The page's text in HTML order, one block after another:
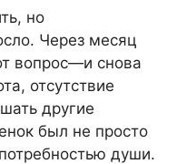
но
Через месяц
вопрос—и снова
отсутствие
другие
был не просто
души.